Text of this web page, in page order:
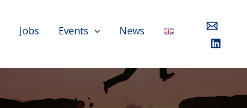
Jobs Events News